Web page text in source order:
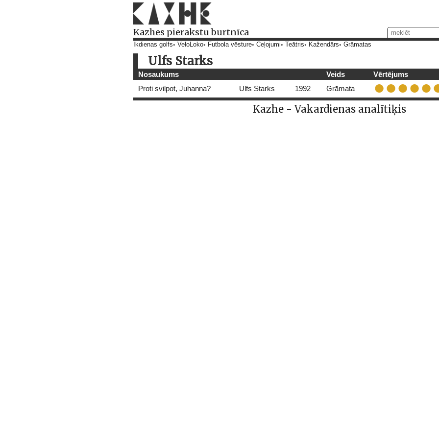
Kazhes pierakstu burtnīca
Ikdienas golfs VeloLoko Futbola vēsture Ceļojumi Teātris Kažendārs Grāmatas
Ulfs Starks
Nosaukums Veids
Vērtējums
Proti svilpot, Juhanna?
Ulfs Starks 1992 Grāmata
Kazhe - Vakardienas analītiķis